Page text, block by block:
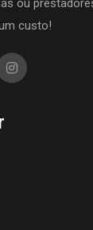
custo!